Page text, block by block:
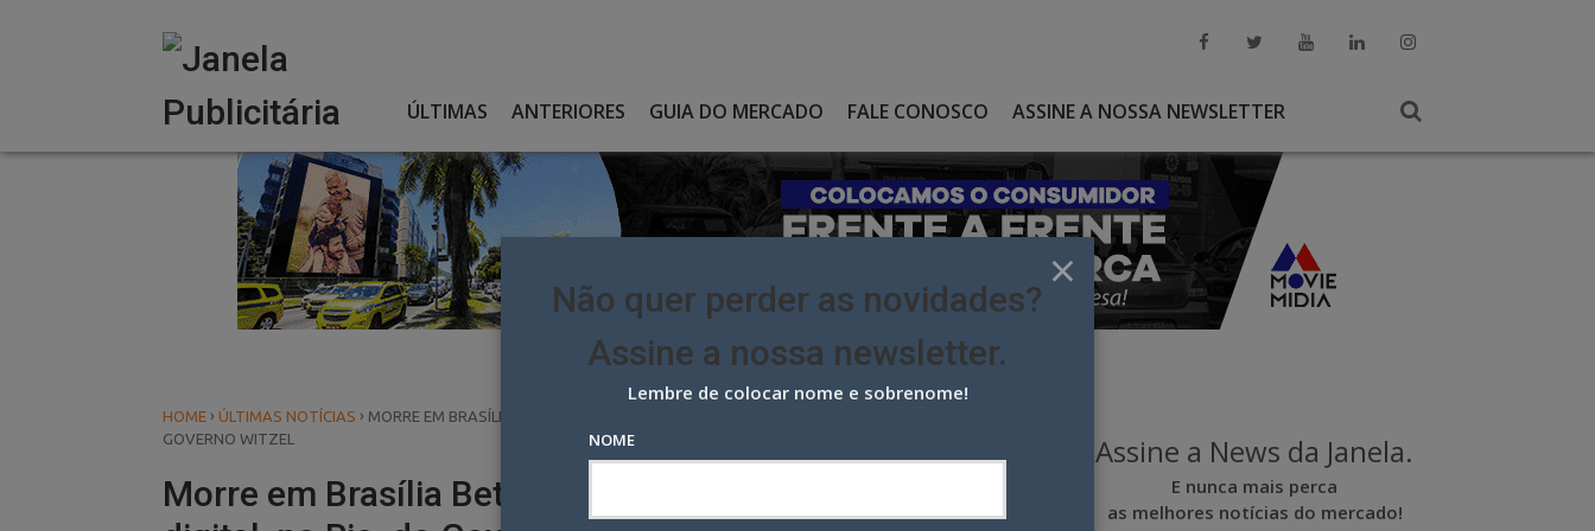
ÚLTIMAS ANTERIORES GUIA DO MERCADO FALE CONOSCO ASSINE A NOSSA NEWSLETTER
HOME › ÚLTIMAS NOTÍCIAS › MORRE EM BRASÍLIA BETO CONSTANTE FILHO, QUE FOI HEAD DIGITAL, NO RIO, DO
GOVERNO WITZEL
Morre em Brasília Beto Constante Filho, que foi head
Assine a News da Janela.
E nunca mais perca
as melhores notícias do mercado!
×
Não quer perder as novidades?
Assine a nossa newsletter.
Lembre de colocar nome e sobrenome!
NOME